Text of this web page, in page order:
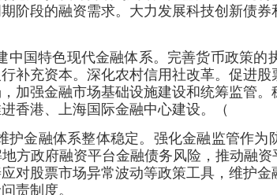
阶段的融资需求。大力发展科技创新债
中国特色现代金融体系。完善货币政策
补充资本。深化农村信用社改革。促进
加强金融市场基础设施建设和统筹监管
香港、上海国际金融中心建设。（
护金融体系整体稳定。强化金融监管作为
方政府融资平台金融债务风险，推动融
对股票市场异常波动等政策工具，维护
责制度。